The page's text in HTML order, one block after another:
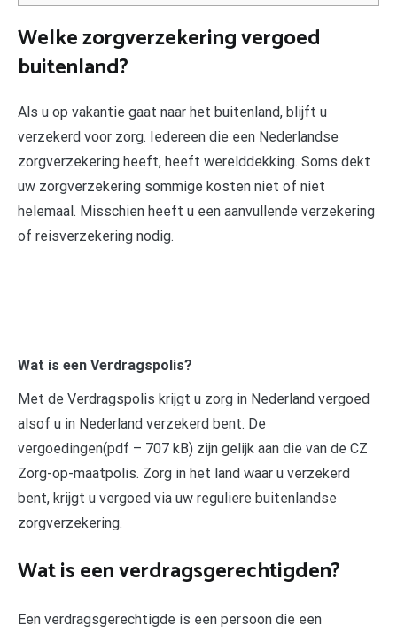
Welke zorgverzekering vergoed
buitenland?
Als u op vakantie gaat naar het buitenland, blijft u
verzekerd voor zorg. Iedereen die een Nederlandse
zorgverzekering heeft, heeft werelddekking. Soms dekt
uw zorgverzekering sommige kosten niet of niet
helemaal. Misschien heeft u een aanvullende verzekering
of reisverzekering nodig.
Wat is een Verdragspolis?
Met de Verdragspolis krijgt u zorg in Nederland vergoed
alsof u in Nederland verzekerd bent. De
vergoedingen(pdf – 707 kB) zijn gelijk aan die van de CZ
Zorg-op-maatpolis. Zorg in het land waar u verzekerd
bent, krijgt u vergoed via uw reguliere buitenlandse
zorgverzekering.
Wat is een verdragsgerechtigden?
Een verdragsgerechtigde is een persoon die een